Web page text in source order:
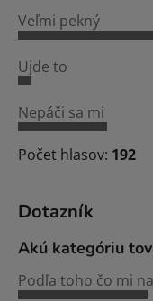
Veľmi pekný
Ujde to
Nepáči sa mi
Počet hlasov: 192
Dotazník
Akú kategóriu
Podľa toho čo mi